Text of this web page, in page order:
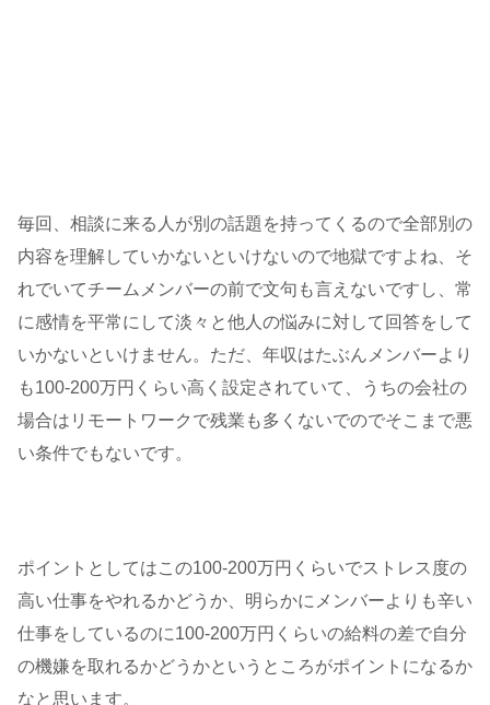
毎回、相談に来る人が別の話題を持ってくるので全部別の
内容を理解していかないといけないので地獄ですよね、そ
れでいてチームメンバーの前で文句も言えないですし、常
に感情を平常にして淡々と他人の悩みに対して回答をして
いかないといけません。ただ、年収はたぶんメンバーより
も100-200万円くらい高く設定されていて、うちの会社の
場合はリモートワークで残業も多くないでのでそこまで悪
い条件でもないです。
ポイントとしてはこの100-200万円くらいでストレス度の
高い仕事をやれるかどうか、明らかにメンバーよりも辛い
仕事をしているのに100-200万円くらいの給料の差で自分
の機嫌を取れるかどうかというところがポイントになるか
なと思います。